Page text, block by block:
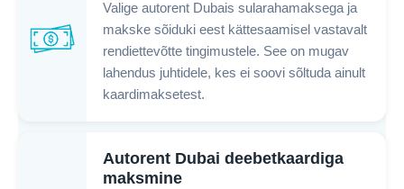
Valige autorent Dubais sularahamaksega ja
makske sõiduki eest kättesaamisel vastavalt
rendiettevõtte tingimustele. See on mugav
lahendus juhtidele, kes ei soovi sõltuda ainult
kaardimaksetest.
Autorent Dubai deebetkaardiga
maksmine